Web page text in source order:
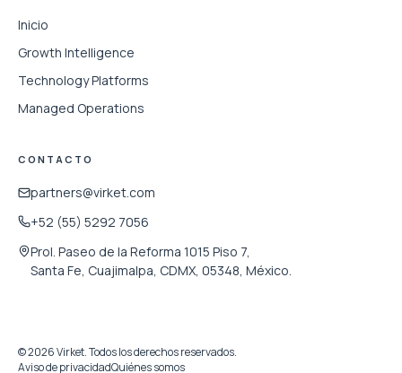
Inicio
Growth Intelligence
Technology Platforms
Managed Operations
CONTACTO
partners@virket.com
+52 (55) 5292 7056
Prol. Paseo de la Reforma 1015 Piso 7,
Santa Fe, Cuajimalpa, CDMX, 05348, México.
© 2026 Virket. Todos los derechos reservados.
Aviso de privacidadQuiénes somos